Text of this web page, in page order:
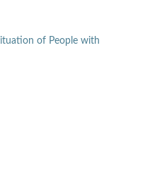
of People with